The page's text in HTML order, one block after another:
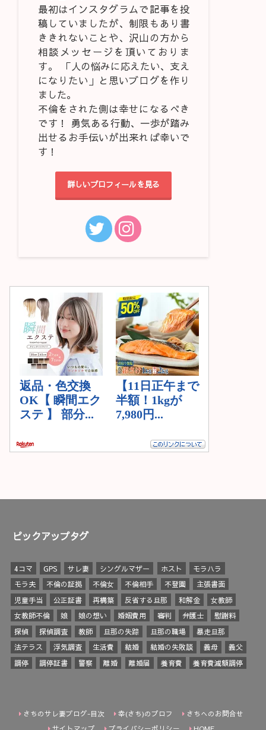
最初はインスタグラムで記事を投
稿していましたが、制限もあり書
ききれないことや、沢山の方から
相談メッセージを頂いておりま
す。 「人の悩みに応えたい、支え
になりたい」と思いブログを作り
ました。
不倫をされた側は幸せになるべき
です！ 勇気ある行動、一歩が踏み
出せるお手伝いが出来れば幸いで
す！
詳しいプロフィールを見る
ピックアップタグ
4コマ GPS サレ妻 シングルマザー ホスト
モラハラ
モラ夫
不倫の証拠 不倫女 不倫相手 不登園
主張書面
児童手当
公正証書 再構築 反省する旦那 和解金
女教師
女教師不倫
娘 娘の想い 婚姻費用 審判 弁護士
慰謝料
探偵
探偵調査 教師 旦那の失踪 旦那の職場
暴走旦那
法テラス
浮気調査 生活費 結婚 結婚の失敗談 義母
義父
調停
調停証書 警察 離婚 離婚届 養育費 養育費減額調停
さちのサレ妻ブログ-目次 幸(さち)のプロフ
さちへのお問合せ